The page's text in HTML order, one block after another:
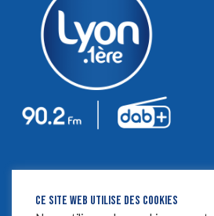
CE SITE WEB UTILISE DES COOKIES